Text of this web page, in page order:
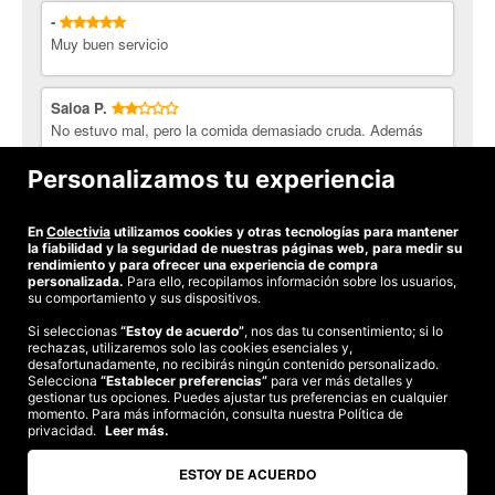
-
Muy buen servicio
Saioa P.
No estuvo mal, pero la comida demasiado cruda. Además
los mejillones nos sentaron mal a todos. No creo que
volvamos a comer este menú, pero a quien le guste las
cosas crudas...
Ver todas las opiniones
©2026 Colectivia
Términos y condiciones|Política de privacidad|Política de cookies
Estudio turismo de verano 2020
Personalizamos tu experiencia
En Colectivia utilizamos cookies y otras tecnologías para mantener
la fiabilidad y la seguridad de nuestras páginas web, para medir su
rendimiento y para ofrecer una experiencia de compra
personalizada. Para ello, recopilamos información sobre los usuarios,
su comportamiento y sus dispositivos.
Si seleccionas “Estoy de acuerdo”, nos das tu consentimiento; si lo
rechazas, utilizaremos solo las cookies esenciales y,
desafortunadamente, no recibirás ningún contenido personalizado.
Selecciona “Establecer preferencias” para ver más detalles y
gestionar tus opciones. Puedes ajustar tus preferencias en cualquier
momento. Para más información, consulta nuestra Política de
privacidad. Leer más.
ESTOY DE ACUERDO